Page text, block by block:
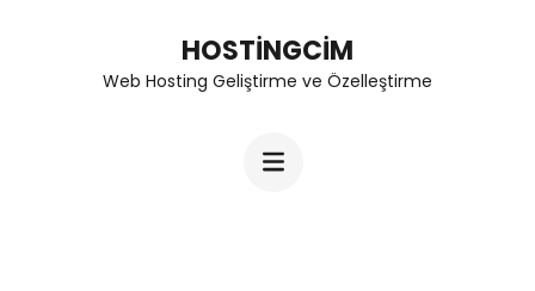
HOSTINGCIM
Web Hosting Geliştirme ve Özelleştirme